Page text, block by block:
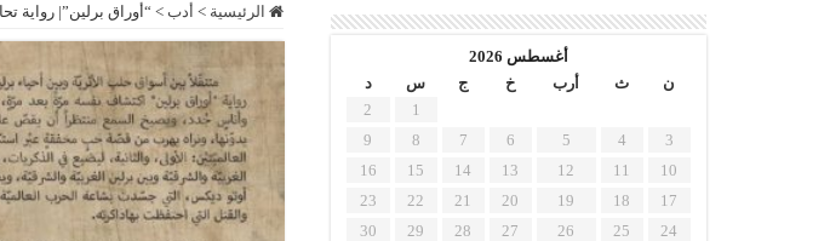
الرئيسية > أدب > “أوراق برلين”| رواية
أغسطس 2026
ن
ث أرب خ ج س
د
1
2
3
4
5
6
7
8
9
10
11
12
13
14
15
16
17
18
19
20
21
22
23
24
25
26
27
28
29
30